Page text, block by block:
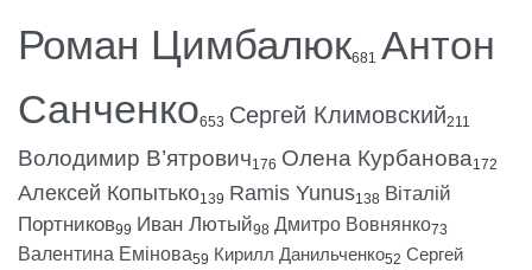
Роман Цимбалюк681 Антон
Санченко653 Сергей Климовский211
Володимир В’ятрович176 Олена Курбанова172
Алексей Копытько139 Ramis Yunus138 Віталій
Портников99 Иван Лютый98 Дмитро Вовнянко73
Валентина Емінова59 Кирилл Данильченко52 Сергей